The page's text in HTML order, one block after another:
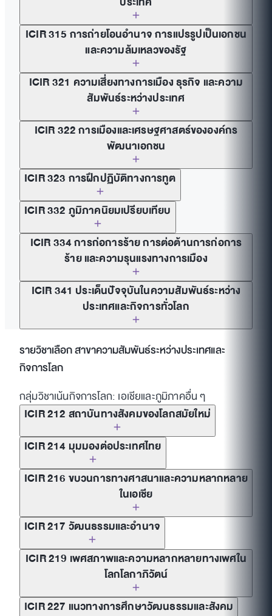
ICIR 315 การถ่ายโอนอำนาจ การแปรรูปเป็นเอกชน
และความล้มเหลวของรัฐ
ICIR 321 ความเสี่ยงทางการเมือง ธุรกิจ และความ
สัมพันธ์ระหว่างประเทศ
ICIR 322 การเมืองและเศรษฐศาสตร์ขององค์กร
พัฒนาเอกชน
ICIR 323 การฝึกปฏิบัติทางการทูต
ICIR 332 ภูมิภาคนิยมเปรียบเทียบ
ICIR 334 การก่อการร้าย การต่อต้านการก่อการ
ร้าย และความรุนแรงทางการเมือง
ICIR 341 ประเด็นปัจจุบันในความสัมพันธ์ระหว่าง
ประเทศและกิจการทั่วโลก
รายวิชาเลือก สาขาความสัมพันธ์ระหว่างประเทศและ
กิจการโลก
กลุ่มวิชาเน้นกิจการโลก: เอเชียและภูมิภาคอื่น ๆ
ICIR 212 สถาบันทางสังคมของโลกสมัยใหม่
ICIR 214 มุมมองต่อประเทศไทย
ICIR 216 ขบวนการทางศาสนาและความหลากหลาย
ในเอเชีย
ICIR 217 วัฒนธรรมและอำนาจ
ICIR 219 เพศสภาพและความหลากหลายทางเพศใน
โลกโลกาภิวัตน์
ICIR 227 แนวทางการศึกษาวัฒนธรรมและสังคม